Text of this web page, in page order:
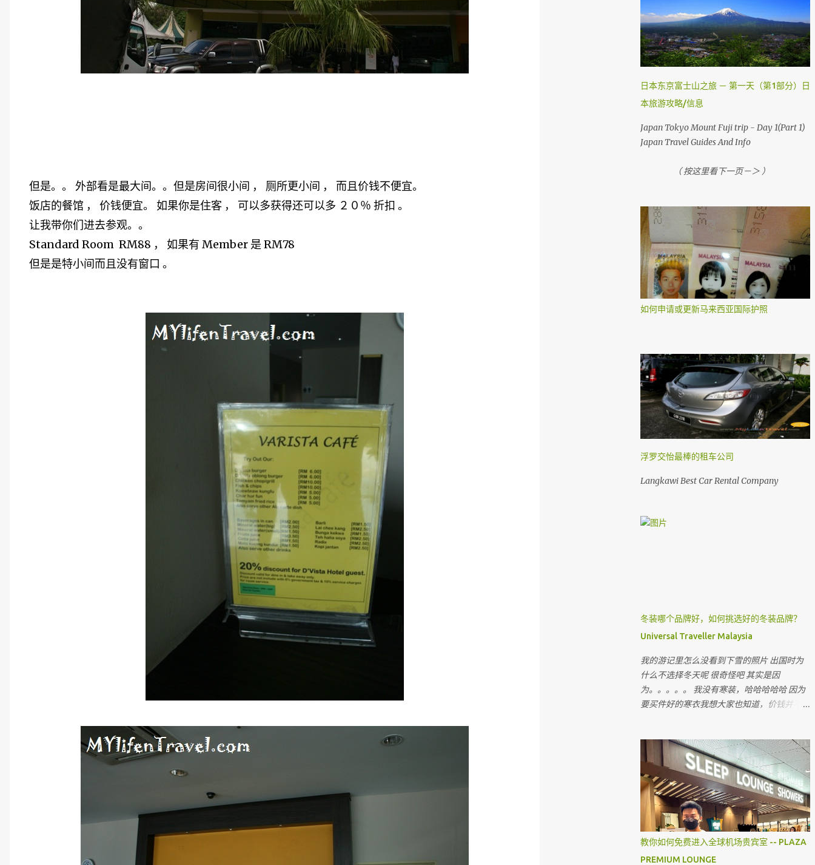
但是。。 外部看是最大间。。但是房间很小间 ， 厕所更小间 ， 而且价钱不便宜。
饭店的餐馆 ， 价钱便宜。 如果你是住客 ， 可以多获得还可以多 ２０％ 折扣 。
让我带你们进去参观。。
Standard Room RM88 ， 如果有 Member 是 RM78
但是是特小间而且没有窗口 。
场前在家里自己做自助登机 。 要怎样做？？
今天我就来教教大家 请记住，你可以在起飞
时间前四小时网上办理登机手续 。四小时后
，就需要到机场自助登机机械办理登机手续。
国内航班如吉隆坡，古晋，哥打京那巴鲁，柔
佛，槟城等等前，在1个小时前还可以网上办
理登机手续。 （ Airasia 会任何时刻会有变动
， 请上网检查 ） 首先，去 亚洲航空网站 。
然后你会看到 Web Check in ， 按它
日本东京富士山之旅 － 第一天（第1部分）日
本旅游攻略/信息
Japan Tokyo Mount Fuji trip - Day 1(Part 1)
Japan Travel Guides And Info
（ 按这里看下一页－＞ ）
如何申请或更新马来西亚国际护照
浮罗交怡最棒的租车公司
Langkawi Best Car Rental Company
冬装哪个品牌好，如何挑选好的冬装品牌？
Universal Traveller Malaysia
我的游记里怎么没看到下雪的照片 出国时为
什么不选择冬天呢 很奇怪吧 其实是因
为。。。。。 我没有寒装，哈哈哈哈哈 因为
要买件好的寒衣我想大家也知道，价钱并不便
都省在哪里呢 ？ 就是省在买寒衣，如果亲戚
朋友有，和他们借，对不对 最近听到很多朋
友说上网买会比较值得 但很多我认识的朋友
上网买后，都会建议我不要上网买，为什么呢
教你如何免费进入全球机场贵宾室 -- PLAZA
PREMIUM LOUNGE